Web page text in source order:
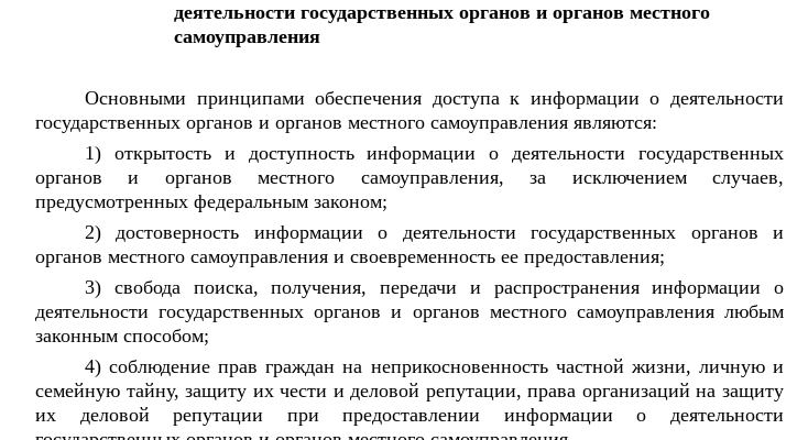
деятельности государственных органов и органов местного
самоуправления
Основными принципами обеспечения доступа к информации о деятельности
государственных органов и органов местного самоуправления являются:
1) открытость и доступность информации о деятельности государственных
органов и органов местного самоуправления, за исключением случаев,
предусмотренных федеральным законом;
2) достоверность информации о деятельности государственных органов и
органов местного самоуправления и своевременность ее предоставления;
3) свобода поиска, получения, передачи и распространения информации о
деятельности государственных органов и органов местного самоуправления любым
законным способом;
4) соблюдение прав граждан на неприкосновенность частной жизни, личную и
семейную тайну, защиту их чести и деловой репутации, права организаций на защиту
их деловой репутации при предоставлении информации о деятельности